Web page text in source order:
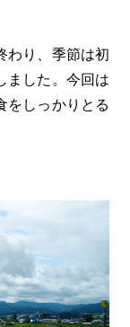
わり、季節は初
ました。今回は
をしっかりとる